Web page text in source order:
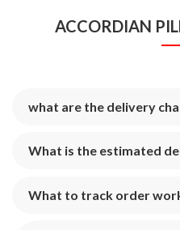
ACCORDIAN
what are the delivery
What is the estimated
What to track order